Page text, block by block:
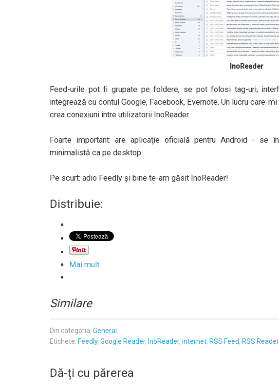
InoReader
Feed-urile pot fi grupate pe foldere, se pot folosi tag-uri,
integrează cu contul Google, Facebook, Evernote. Un lucru care-
crea conexiuni între utilizatorii InoReader.
Foarte important: are aplicaţie oficială pentru Android - se
minimalistă ca pe desktop.
Pe scurt: adio Feedly şi bine te-am găsit InoReader!
Distribuie:
Mai mult
Similare
Din categoria: General
Etichete: Feedly, Google Reader, InoReader, internet, RSS Feed, RSS Reader
Dă-ți cu părerea